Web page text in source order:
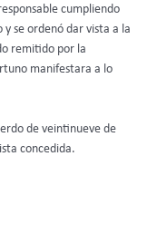
cumpliendo
se ordenó dar vista a la
remitido por la
manifestara a lo
de veintinueve de
concedida.